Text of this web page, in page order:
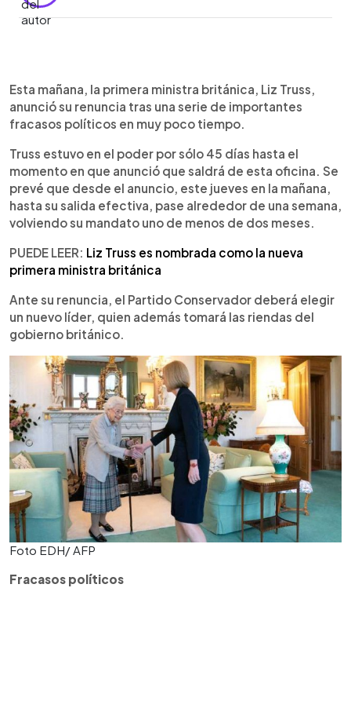
► Escuchar artículo
Esta mañana, la primera ministra británica, Liz Truss,
anunció su renuncia tras una serie de importantes
fracasos políticos en muy poco tiempo.
Truss estuvo en el poder por sólo 45 días hasta el
momento en que anunció que saldrá de esta oficina. Se
prevé que desde el anuncio, este jueves en la mañana,
hasta su salida efectiva, pase alrededor de una semana,
volviendo su mandato uno de menos de dos meses.
PUEDE LEER: Liz Truss es nombrada como la nueva
primera ministra británica
Ante su renuncia, el Partido Conservador deberá elegir
un nuevo líder, quien además tomará las riendas del
gobierno británico.
Foto EDH/ AFP
Fracasos políticos